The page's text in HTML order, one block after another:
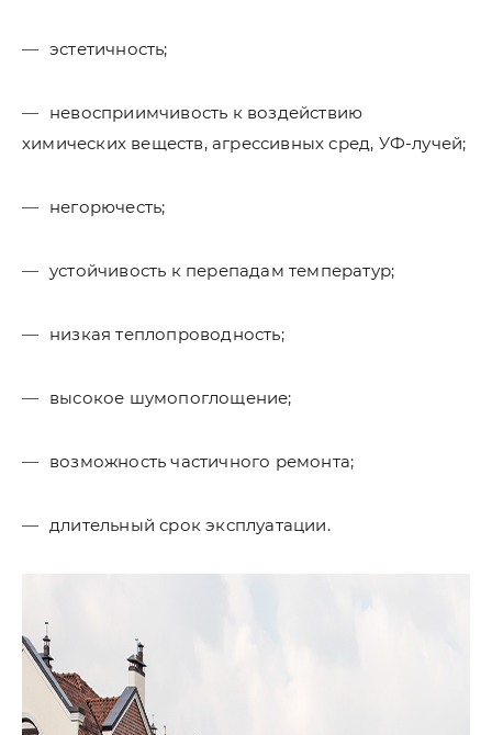
эстетичность;
невосприимчивость к воздействию
химических веществ, агрессивных сред, УФ-лучей;
негорючесть;
устойчивость к перепадам температур;
низкая теплопроводность;
высокое шумопоглощение;
возможность частичного ремонта;
длительный срок эксплуатации.